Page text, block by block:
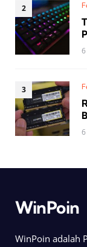
WinPoin
WinPoin adalah